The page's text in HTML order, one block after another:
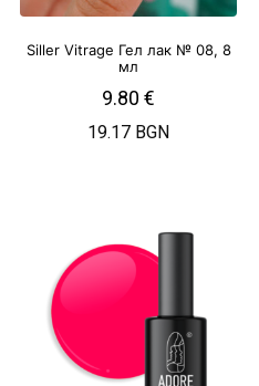
Siller Vitrage Гел лак № 08, 8
мл
9.80€
19.17 BGN